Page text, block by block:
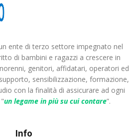
ente di terzo settore impegnato nel
di bambini e ragazzi a crescere in
genitori, affidatari, operatori ed
sensibilizzazione, formazione,
con la finalità di assicurare ad ogni
un legame in più su cui contare”.
Info